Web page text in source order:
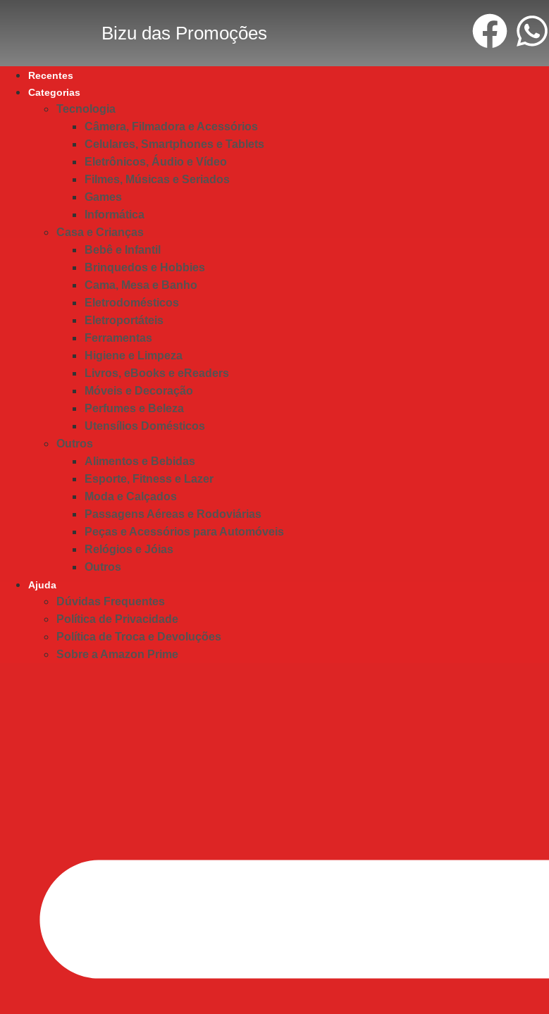
Bizu das Promoções
Recentes
Categorias
Tecnologia
Câmera, Filmadora e Acessórios
Celulares, Smartphones e Tablets
Eletrônicos, Áudio e Vídeo
Filmes, Músicas e Seriados
Games
Informática
Casa e Crianças
Bebê e Infantil
Brinquedos e Hobbies
Cama, Mesa e Banho
Eletrodomésticos
Eletroportáteis
Ferramentas
Higiene e Limpeza
Livros, eBooks e eReaders
Móveis e Decoração
Perfumes e Beleza
Utensílios Domésticos
Outros
Alimentos e Bebidas
Esporte, Fitness e Lazer
Moda e Calçados
Passagens Aéreas e Rodoviárias
Peças e Acessórios para Automóveis
Relógios e Jóias
Outros
Ajuda
Dúvidas Frequentes
Política de Privacidade
Política de Troca e Devoluções
Sobre a Amazon Prime